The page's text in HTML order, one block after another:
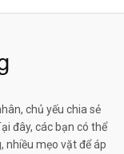
chủ yếu chia sẻ
đây, các bạn có thể
nhiều mẹo vặt để áp